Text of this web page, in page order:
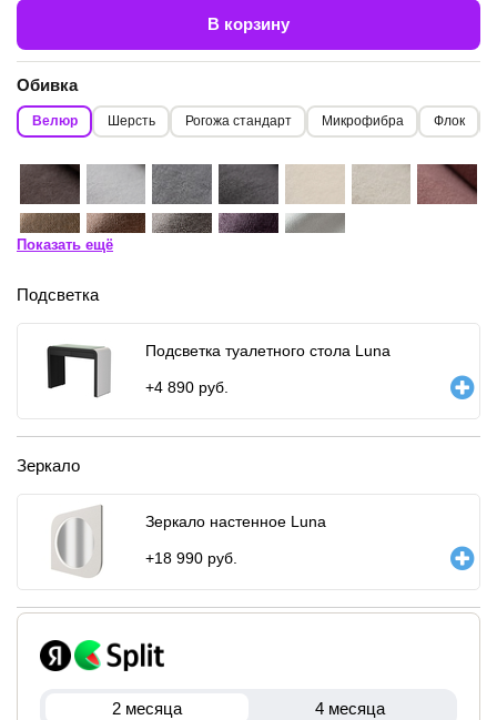
В корзину
Обивка
Велюр Шерсть Рогожа стандарт Микрофибра Флок
Показать ещё
Подсветка
Подсветка туалетного стола Luna
+4 890 руб.
Зеркало
Зеркало настенное Luna
+18 990 руб.
2 месяца 4 месяца